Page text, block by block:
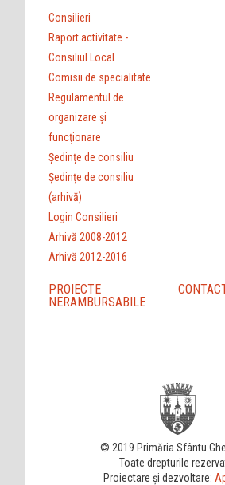
Consilieri
Raport activitate -
Consiliul Local
Comisii de specialitate
Regulamentul de
organizare şi
funcţionare
Ședințe de consiliu
Ședințe de consiliu
(arhivă)
Login Consilieri
Arhivă 2008-2012
Arhivă 2012-2016
PROIECTE
NERAMBURSABILE
© 2019 Primăria Sfântu
Toate drepturile
Proiectare și dezvoltare: